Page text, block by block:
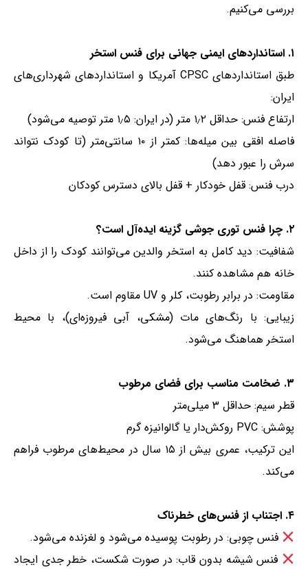
بررسی می‌کنیم.
۱. استانداردهای ایمنی جهانی برای فنس استخر
طبق استانداردهای CPSC آمریکا و استانداردهای شهرداری‌های
ایران:
ارتفاع فنس: حداقل ۱٫۲ متر (در ایران: ۱٫۵ متر توصیه می‌شود)
فاصله افقی بین میله‌ها: کمتر از ۱۰ سانتی‌متر (تا کودک نتواند
سرش را عبور دهد)
درب فنس: قفل خودکار + قفل بالای دسترس کودکان
۲. چرا فنس توری جوشی گزینه ایده‌آل است؟
شفافیت: دید کامل به استخر والدین می‌توانند کودک را از داخل
خانه هم مشاهده کنند.
مقاومت: در برابر رطوبت، کلر و UV مقاوم است.
زیبایی: با رنگ‌های مات (مشکی، آبی فیروزه‌ای)، با محیط
استخر هماهنگ می‌شود.
۳. ضخامت مناسب برای فضای مرطوب
قطر سیم: حداقل ۳ میلی‌متر
پوشش: PVC روکش‌دار یا گالوانیزه گرم
این ترکیب، عمری بیش از ۱۵ سال در محیط‌های مرطوب فراهم
می‌کند.
۴. اجتناب از فنس‌های خطرناک
فنس چوبی: در رطوبت پوسیده می‌شود و لغزنده می‌شود.
فنس شیشه بدون قاب: در صورت شکست، خطر جدی ایجاد